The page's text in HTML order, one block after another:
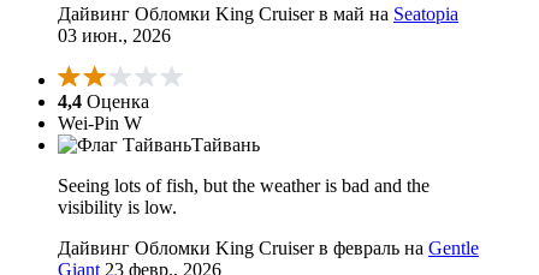
Дайвинг Обломки King Cruiser в май на Seatopia
03 июн., 2026
4,4 Оценка
Wei-Pin W
Тайвань
Seeing lots of fish, but the weather is bad and the
visibility is low.
Дайвинг Обломки King Cruiser в февраль на Gentle
Giant 23 февр., 2026